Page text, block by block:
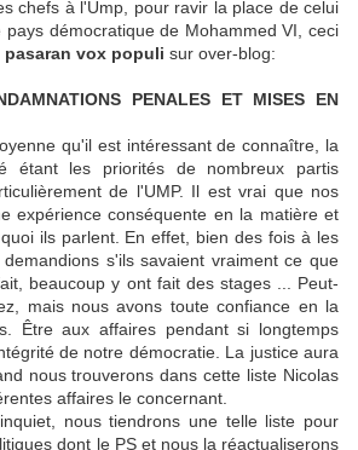
chefs à l'Ump, pour ravir la place de celui
démocratique de Mohammed VI, ceci
pasaran vox populi sur over-blog:
PENALES ET MISES EN
qu'il est intéressant de connaître, la
étant les priorités de nombreux partis
de l'UMP. Il est vrai que nos
expérience conséquente en la matière et
ils parlent. En effet, bien des fois à les
s'ils savaient vraiment ce que
beaucoup y ont fait des stages ... Peut-
mais nous avons toute confiance en la
Être aux affaires pendant si longtemps
de notre démocratie. La justice aura
nous trouverons dans cette liste Nicolas
affaires le concernant.
nous tiendrons une telle liste pour
dont le PS et nous la réactualiserons